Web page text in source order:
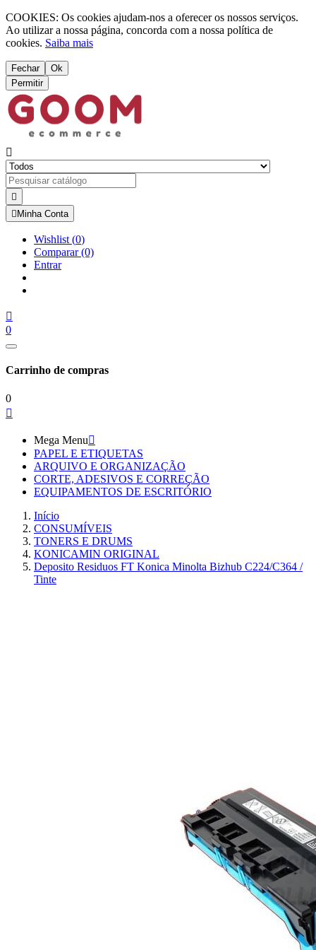
COOKIES: Os cookies ajudam-nos a oferecer os nossos serviços.
Ao utilizar a nossa página, concorda com a nossa política de
cookies. Saiba mais
Fechar
Ok
Permitir


 Minha Conta
Wishlist (0)
Comparar(0)
Entrar

0
Carrinho de compras
0

Mega Menu
PAPEL E ETIQUETAS
ARQUIVO E ORGANIZAÇÃO
CORTE, ADESIVOS E CORREÇÃO
EQUIPAMENTOS DE ESCRITÓRIO
Início
CONSUMÍVEIS
TONERS E DRUMS
KONICAMIN ORIGINAL
Deposito Residuos FT Konica Minolta Bizhub C224/C364 /
Tinte